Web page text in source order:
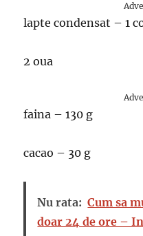
lapte condensat – 1
2 oua
faina – 130 g
cacao – 30 g
Nu rata: Cum sa
doar 24 de ore –